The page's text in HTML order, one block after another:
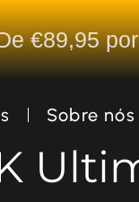
€89,95
Sobre nós